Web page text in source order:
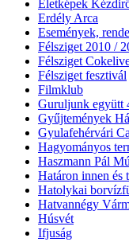
Életképek
Erdély Arca
Események,
Félsziget 2010 /
Félsziget
Félsziget fesztivál
Filmklub
Guruljunk együtt
Gyűjtemények
Gyulafehérvári
Hagyományos
Haszmann Pál
Határon innen és
Hatolykai
Hatvannégy
Húsvét
Ifjuság